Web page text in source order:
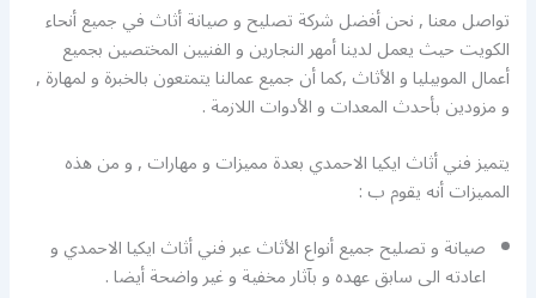
تواصل معنا , نحن أفضل شركة تصليح و صيانة أثاث في جميع أنحاء
الكويت حيث يعمل لدينا أمهر النجارين و الفنيين المختصين بجميع
أعمال الموبيليا و الأثاث ,كما أن جميع عمالنا يتمتعون بالخبرة و لمهارة ,
و مزودين بأحدث المعدات و الأدوات اللازمة .
يتميز فني أثاث ايكيا الاحمدي بعدة مميزات و مهارات , و من هذه
المميزات أنه يقوم ب :
صيانة و تصليح جميع أنواع الأثاث عبر فني أثاث ايكيا الاحمدي و
اعادته الى سابق عهده و بآثار مخفية و غير واضحة أيضا .